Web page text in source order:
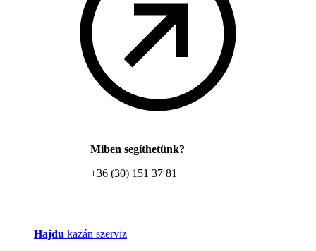
Miben segíthetünk?
+36 (30) 151 37 81
Hajdu kazán szerviz